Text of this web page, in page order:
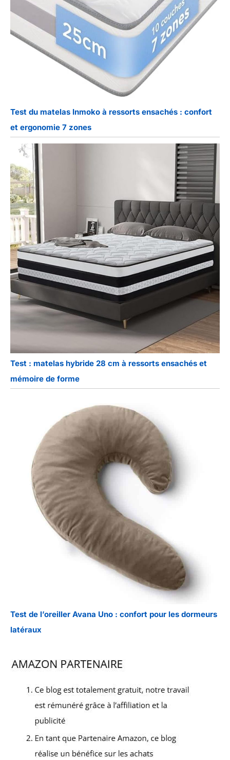
Test du matelas Inmoko à ressorts ensachés : confort
et ergonomie 7 zones
Test : matelas hybride 28 cm à ressorts ensachés et
mémoire de forme
Test de l’oreiller Avana Uno : confort pour les dormeurs
latéraux